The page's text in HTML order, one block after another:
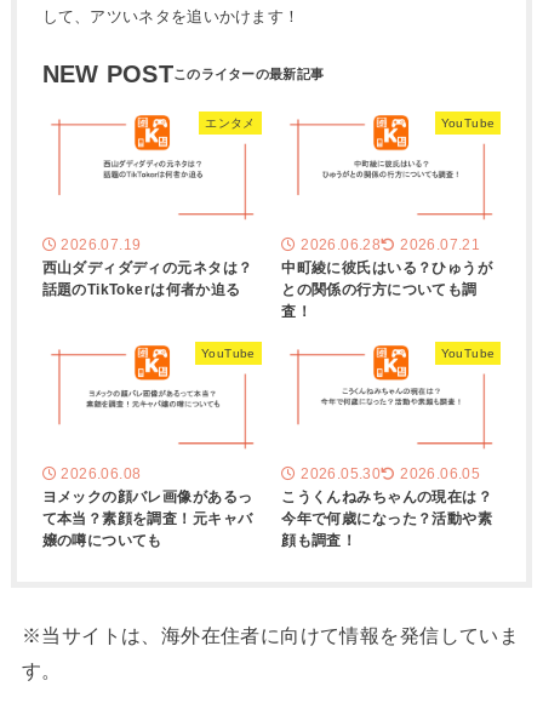
して、アツいネタを追いかけます！
NEW POST
エンタメ
2026.07.19
西山ダディダディの元ネタは？
話題のTikTokerは何者か迫る
YouTube
2026.06.28 2026.07.21
中町綾に彼氏はいる？ひゅうが
との関係の行方についても調
査！
YouTube
2026.06.08
ヨメックの顔バレ画像があるっ
て本当？素顔を調査！元キャバ
嬢の噂についても
YouTube
2026.05.30 2026.06.05
こうくんねみちゃんの現在は？
今年で何歳になった？活動や素
顔も調査！
※当サイトは、海外在住者に向けて情報を発信していま
す。